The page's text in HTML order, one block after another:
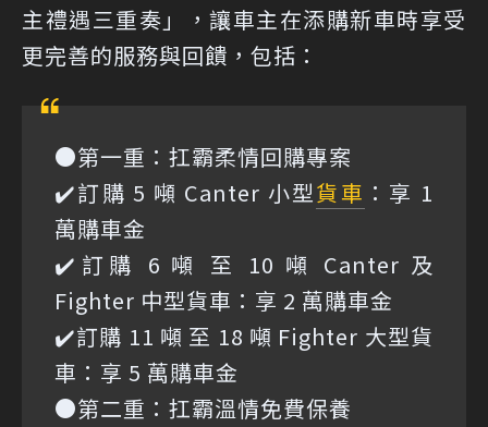
主禮遇三重奏」，讓車主在添購新車時享受
更完善的服務與回饋，包括：
●第一重：扛霸柔情回購專案
✔️訂購 5 噸 Canter 小型貨車 ：享 1
萬購車金
✔️訂購 6 噸 至 10 噸 Canter 及
Fighter 中型貨車：享 2 萬購車金
✔️訂購 11 噸 至 18 噸 Fighter 大型貨
車：享 5 萬購車金
●第二重：扛霸溫情免費保養